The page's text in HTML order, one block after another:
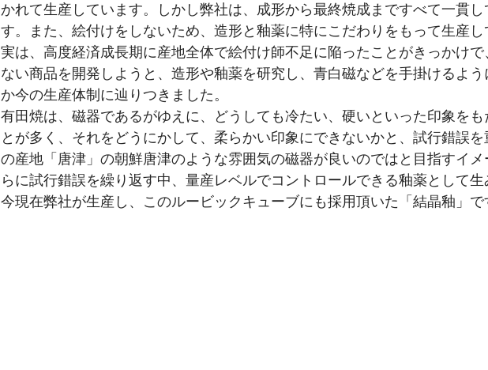
かれて生産しています。しかし弊社は、成形から最終焼成まですべて一貫し
す。また、絵付けをしないため、造形と釉薬に特にこだわりをもって生産し
実は、高度経済成長期に産地全体で絵付け師不足に陥ったことがきっかけで
ない商品を開発しようと、造形や釉薬を研究し、青白磁などを手掛けるよう
か今の生産体制に辿りつきました。
有田焼は、磁器であるがゆえに、どうしても冷たい、硬いといった印象をも
とが多く、それをどうにかして、柔らかい印象にできないかと、試行錯誤
の産地「唐津」の朝鮮唐津のような雰囲気の磁器が良いのではと目指すイメ
らに試行錯誤を繰り返す中、量産レベルでコントロールできる釉薬として生
今現在弊社が生産し、このルービックキューブにも採用頂いた「結晶釉」で